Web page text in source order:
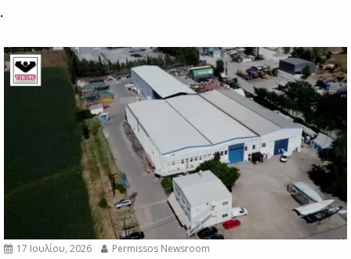
.
17 Ιουλίου, 2026 Permissos Newsroom